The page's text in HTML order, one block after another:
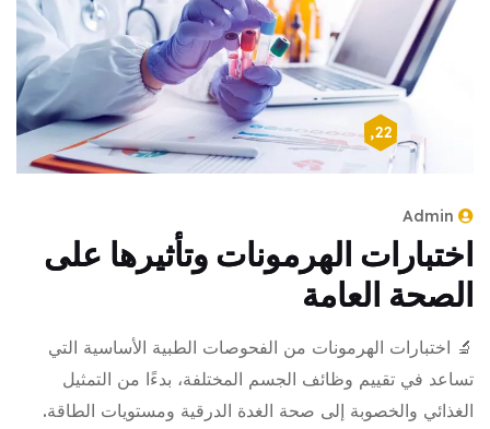
أبريل 22, 2024
Admin
اختبارات الهرمونات وتأثيرها على
الصحة العامة
🔬 اختبارات الهرمونات من الفحوصات الطبية الأساسية التي
تساعد في تقييم وظائف الجسم المختلفة، بدءًا من التمثيل
الغذائي والخصوبة إلى صحة الغدة الدرقية ومستويات الطاقة.